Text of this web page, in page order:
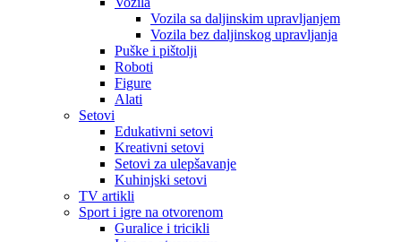
Vozila sa daljinskim upravljanjem
Vozila bez daljinskog upravljanja
Puške i pištolji
Roboti
Figure
Alati
Setovi
Edukativni setovi
Kreativni setovi
Setovi za ulepšavanje
Kuhinjski setovi
TV artikli
Sport i igre na otvorenom
Guralice i tricikli